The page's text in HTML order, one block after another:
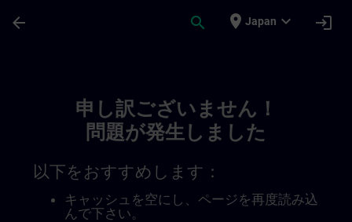
arrow_back search place Japan expand_more login
申し訳ございません！
問題が発生しました
以下をおすすめします：
キャッシュを空にし、ページを再度読み込
んで下さい。